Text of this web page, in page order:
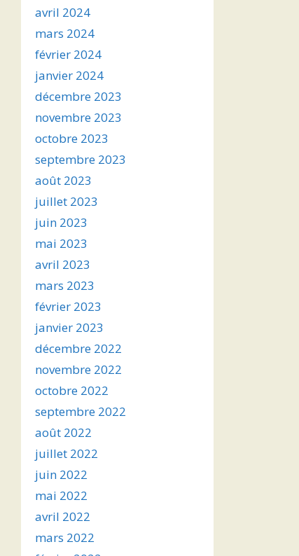
avril 2024
mars 2024
février 2024
janvier 2024
décembre 2023
novembre 2023
octobre 2023
septembre 2023
août 2023
juillet 2023
juin 2023
mai 2023
avril 2023
mars 2023
février 2023
janvier 2023
décembre 2022
novembre 2022
octobre 2022
septembre 2022
août 2022
juillet 2022
juin 2022
mai 2022
avril 2022
mars 2022